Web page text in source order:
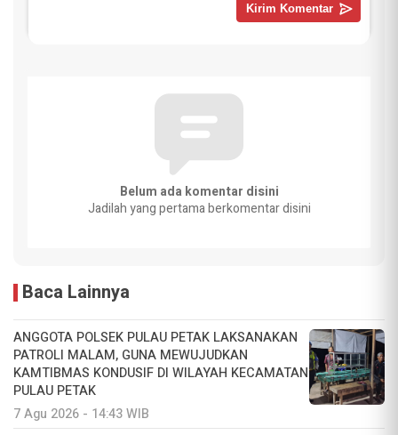
Belum ada komentar disini
Jadilah yang pertama berkomentar disini
Baca Lainnya
ANGGOTA POLSEK PULAU PETAK LAKSANAKAN
PATROLI MALAM, GUNA MEWUJUDKAN
KAMTIBMAS KONDUSIF DI WILAYAH KECAMATAN
PULAU PETAK
7 Agu 2026 - 14:43 WIB